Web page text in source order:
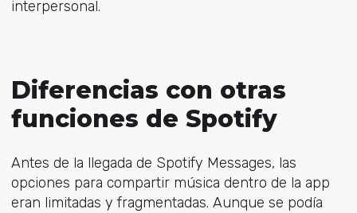
interpersonal.
Diferencias con otras
funciones de Spotify
Antes de la llegada de Spotify Messages, las
opciones para compartir música dentro de la app
eran limitadas y fragmentadas. Aunque se podía